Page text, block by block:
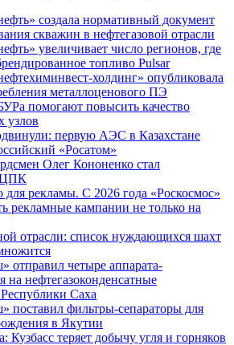
создала нормативный документ
скважин в нефтегазовой отрасли
увеличивает число регионов, где
топливо Pulsar
холдинг» опубликовала
металлоценового ПЭ
помогают повысить качество
узлов
первую АЭС в Казахстане
«Росатом»
Олег Кононенко стал
ЦПК
рекламы. С 2026 года «Роскосмос»
рекламные кампании не только на
отрасли: список нуждающихся шахт
отправил четыре аппарата-
на нефтегазоконденсатные
Саха
поставил фильтры-сепараторы для
в Якутии
Кузбасс теряет добычу угля и горняков